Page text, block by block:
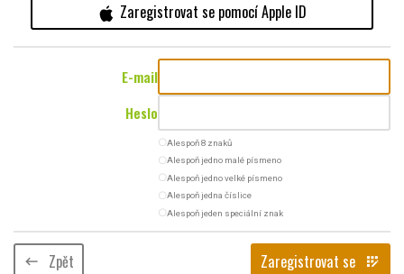
Zaregistrovat se pomocí Apple ID
E-mail
Heslo
radio_button_uncheckedAlespoň 8 znaků
radio_button_uncheckedAlespoň jedno malé písmeno
radio_button_uncheckedAlespoň jedno velké písmeno
radio_button_uncheckedAlespoň jedna číslice
radio_button_uncheckedAlespoň jeden speciální znak
keyboard_backspace Zpět Zaregistrovat se app_registration